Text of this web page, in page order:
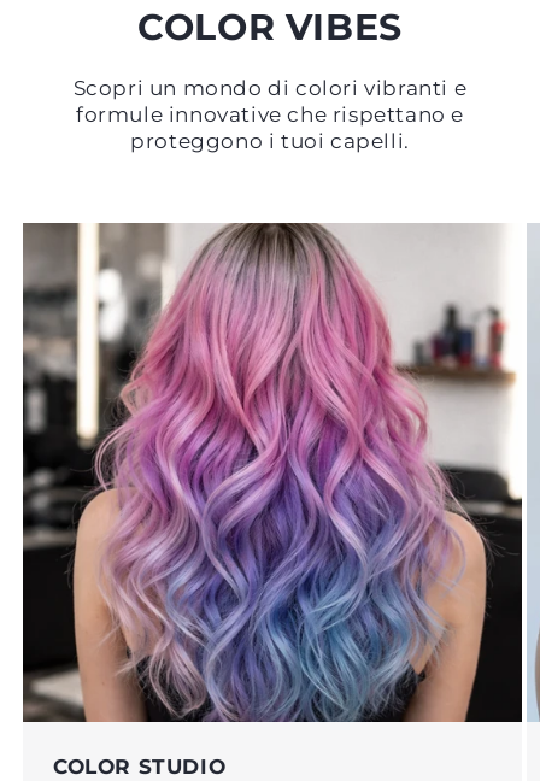
COLOR VIBES
Scopri un mondo di colori vibranti e
formule innovative che rispettano e
proteggono i tuoi capelli.
COLOR STUDIO